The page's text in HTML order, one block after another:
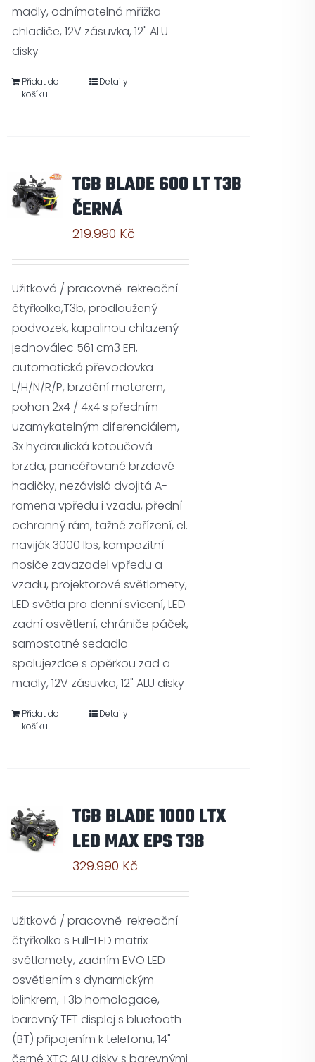
madly, odnímatelná mřížka
chladiče, 12V zásuvka, 12" ALU
disky
Přidat do
košíku
Detaily
TGB BLADE 600 LT T3B
ČERNÁ
219.990 Kč
Užitková / pracovně-rekreační
čtyřkolka,T3b, prodloužený
podvozek, kapalinou chlazený
jednoválec 561 cm3 EFI,
automatická převodovka
L/H/N/R/P, brzdění motorem,
pohon 2x4 / 4x4 s předním
uzamykatelným diferenciálem,
3x hydraulická kotoučová
brzda, pancéřované brzdové
hadičky, nezávislá dvojitá A-
ramena vpředu i vzadu, přední
ochranný rám, tažné zařízení, el.
naviják 3000 lbs, kompozitní
nosiče zavazadel vpředu a
vzadu, projektorové světlomety,
LED světla pro denní svícení, LED
zadní osvětlení, chrániče páček,
samostatné sedadlo
spolujezdce s opěrkou zad a
madly, 12V zásuvka, 12" ALU disky
Přidat do
košíku
Detaily
TGB BLADE 1000 LTX
LED MAX EPS T3B
329.990 Kč
Užitková / pracovně-rekreační
čtyřkolka s Full-LED matrix
světlomety, zadním EVO LED
osvětlením s dynamickým
blinkrem, T3b homologace,
barevný TFT displej s bluetooth
(BT) připojením k telefonu, 14"